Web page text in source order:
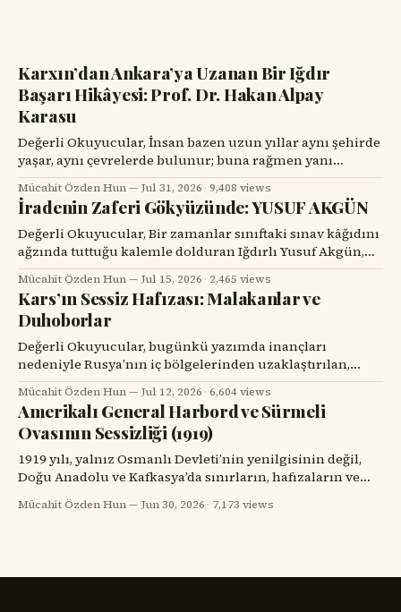
Karxın’dan Ankara’ya Uzanan Bir Iğdır
Başarı Hikâyesi: Prof. Dr. Hakan Alpay
Karasu
Değerli Okuyucular, İnsan bazen uzun yıllar aynı şehirde
yaşar, aynı çevrelerde bulunur; buna rağmen yanı
başındaki değerli bir hemşehrisini tanımak için bir
tesadüfü beklemek zorunda kalır. Prof. Dr. Hakan Alpay
Karasu’yla tanışmam da böyle oldu. Onu ilk gördüğümde,
karşımdaki kişinin başarılı bir diş hekimi, bilim insanı ve
üniversite yöneticisi
Mücahit Özden Hun Jul 31, 2026 ·9,408 views
İradenin Zaferi Gökyüzünde: YUSUF AKGÜN
Değerli Okuyucular, Bir zamanlar sınıftaki sınav kâğıdını
ağzında tuttuğu kalemle dolduran Iğdırlı Yusuf Akgün,
bugün aynı kalemle Türkiye’nin millî muharip uçağı
KAAN’ı çiziyor. Çocuk yuvalarından dünya spor
sahnelerine, resim atölyelerinden TUSAŞ hangarlarına
uzanan bu yol, yalnızca bir başarı hikâyesi değil; insanın
kendi kaderine karşı verdiği büyük mücadelenin adıdır.
Mücahit Özden Hun Jul 15, 2026 · 2,465 views
Kars’ın Sessiz Hafızası: Malakanlar ve
Duhoborlar
Değerli Okuyucular, bugünkü yazımda inançları
nedeniyle Rusya’nın iç bölgelerinden uzaklaştırılan,
Kars’ta köyler kurup toprağa kök salan ve tarihin başka
bir döneminde yeniden göç yollarına düşen iki
topluluğun hikâyesini dikkatinize sunacağım. Kars’ın
eski köylerinde kalın taş duvarlı bir eve, ahşap bir
verandaya, artık dönmeyen bir su değirmenine veya
Mücahit Özden Hun Jul 12, 2026 ·6,604 views
Amerikalı General Harbord ve Sürmeli
Ovasının Sessizliği (1919)
1919 yılı, yalnız Osmanlı Devleti’nin yenilgisinin değil,
Doğu Anadolu ve Kafkasya’da sınırların, hafızaların ve
komşulukların parçalandığı bir yıldı. Savaş bitmiş
görünüyordu; fakat savaşın geride bıraktığı öfke, açlık,
Mücahit Özden Hun Jun 30, 2026 · 7,173 views